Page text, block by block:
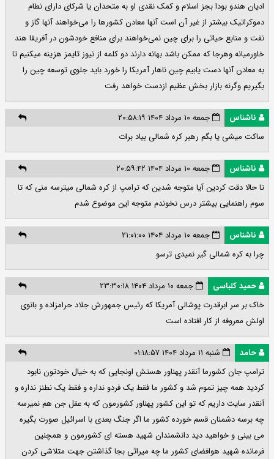
ادیان هندو بودا بجز اسلام و کمک نقدی او به متحدان یا شرکای دارای نطام
دموکراتیک بیشتر از غیر آن است آنها معادن کشورها را می‌خواهند آنها گاز و
نفت و منابع حیاتی را برای چین نمی‌خواهند برای منافع خودشون در آفریقا هند
خاورمیانه وهرجا که ممکن باشد بهانه دارند دو کلمه از نیوز تایمز هزینه میکنیم تا
به معادن آنها دست یابیم چین ناهار آمریکا را خورد باید جلوی توسعه چین را
بگیریم وگرنه بازار بخش عظیم ازدست خواهد رفت
ناشناس
جمعه ۱۰ مرداد ۱۴۰۴ ۲۰:۵۸:۱۹
ساکت میشی یا بگم رهبر کره شمالی بیاد برات
ناشناس
جمعه ۱۰ مرداد ۱۴۰۴ ۲۰:۵۹:۴۲
تا حالا دقت کردین آیا متوجه شدین که ترامپ از کره شمالی میترسه منی که تا
سوم راهنمایی بیشتر درس نخوندم متوجه این موضوع شدم
ناشناس
جمعه ۱۰ مرداد ۱۴۰۴ ۲۱:۰۱:۰۰
چرا به کره شمالی گیر نمیدی ترسو
حمید کلباسی
جمعه ۱۰ مرداد ۱۴۰۴ ۲۳:۳۰:۱۸
خاک بر سر ابرقدرت پوشالی آمریکا که رئیس جمهورش جلاد حرامزاده و بانوی
اولش معروفه از کار افتاده است
حامد
شنبه ۱۱ مرداد ۱۴۰۴ ۰۱:۱۸:۵۷
ترامپ‌ جان کشور‌ما آنقدر پهناور هستش اونجایی که به خیال خودتون نابود
کردید همه چیز تموم شد و کشور ما فقط یک فردو نداره و فقط یک نطنز نداره و
آنقدر سایت داریم که تو این کشور پهناور کشورمون که به عقل جن هم‌ نمیرسه
چه برسه دشمنان قسم خورده کشور ما اگر جنگ بعدی با اسرائیل صورت بگیره
می بینی و خواهید دید دانشمندان شهید هسته ای کشورمون و همچنین
فرمانده شهید هوافضای کشور ما چه میراثی بجا گذاشتن جهت متلاشی کردن